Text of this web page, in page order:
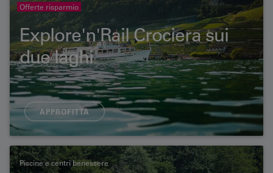
Offerte risparmio
Explore'n'Rail Crociera sui
due laghi
APPROFITTA
Piscine e centri benessere